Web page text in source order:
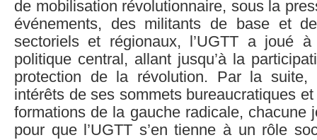
de mobilisation révolutionnaire, sous la
événements, des militants de base et
sectoriels et régionaux, l’UGTT a joué
politique central, allant jusqu’à la
protection de la révolution. Par la suite,
intérêts de ses sommets bureaucratiques
formations de la gauche radicale, chacune
pour que l’UGTT s’en tienne à un rôle